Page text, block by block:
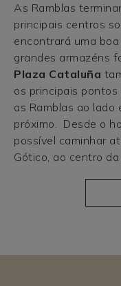
As Ramblas
principais centros
encontrará uma
grandes armazéns
Plaza Cataluña
os principais
as Ramblas ao
próximo. Desde o
possível caminhar
Gótico, ao centro